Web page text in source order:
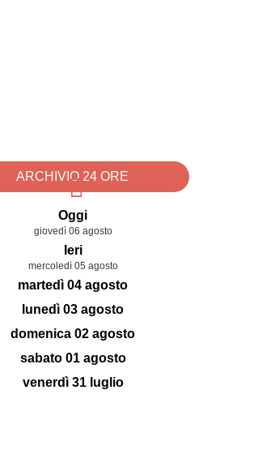
ARCHIVIO 24 ORE
Oggi
giovedì 06 agosto
Ieri
mercoledì 05 agosto
martedì 04 agosto
lunedì 03 agosto
domenica 02 agosto
sabato 01 agosto
venerdì 31 luglio